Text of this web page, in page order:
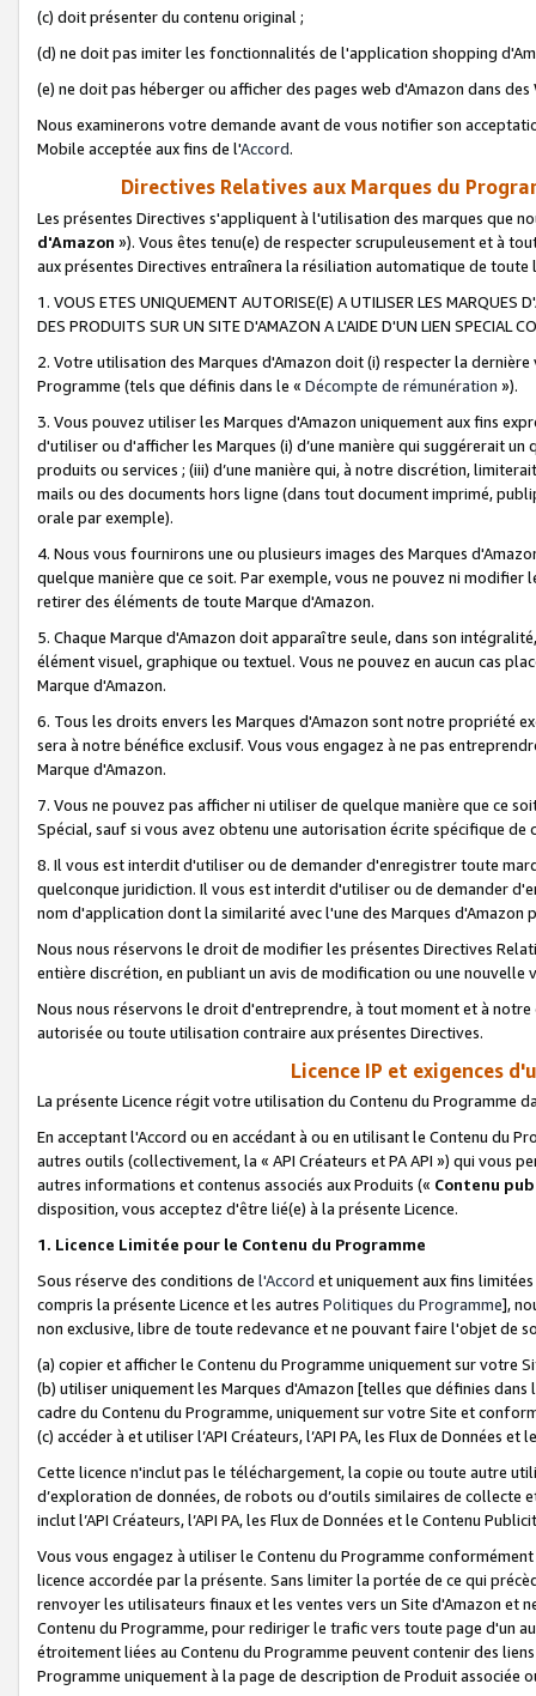
(c) doit présenter du contenu original ;
(d) ne doit pas imiter les fonctionnalités de l'application shopping
(e) ne doit pas héberger ou afficher des pages web d'Amazon dans
Nous examinerons votre demande avant de vous notifier son
Mobile acceptée aux fins de l'Accord.
Directives Relatives aux Marques du
Les présentes Directives s'appliquent à l'utilisation des marques que
d'Amazon »). Vous êtes tenu(e) de respecter scrupuleusement et à
aux présentes Directives entraînera la résiliation automatique de
1. VOUS ETES UNIQUEMENT AUTORISE(E) A UTILISER LES MARQUES
DES PRODUITS SUR UN SITE D'AMAZON A L'AIDE D'UN LIEN SPECIAL
2. Votre utilisation des Marques d'Amazon doit (i) respecter la
Programme (tels que définis dans le « Décompte de rémunération »).
3. Vous pouvez utiliser les Marques d'Amazon uniquement aux fins
d'utiliser ou d'afficher les Marques (i) d’une manière qui suggérerait
produits ou services ; (iii) d’une manière qui, à notre discrétion,
mails ou des documents hors ligne (dans tout document imprimé,
orale par exemple).
4. Nous vous fournirons une ou plusieurs images des Marques
quelque manière que ce soit. Par exemple, vous ne pouvez ni
retirer des éléments de toute Marque d'Amazon.
5. Chaque Marque d'Amazon doit apparaître seule, dans son
élément visuel, graphique ou textuel. Vous ne pouvez en aucun cas
Marque d'Amazon.
6. Tous les droits envers les Marques d'Amazon sont notre propriété
sera à notre bénéfice exclusif. Vous vous engagez à ne pas
Marque d'Amazon.
7. Vous ne pouvez pas afficher ni utiliser de quelque manière que ce
Spécial, sauf si vous avez obtenu une autorisation écrite spécifique de
8. Il vous est interdit d'utiliser ou de demander d'enregistrer toute
quelconque juridiction. Il vous est interdit d'utiliser ou de demander
nom d'application dont la similarité avec l'une des Marques
Nous nous réservons le droit de modifier les présentes Directives
entière discrétion, en publiant un avis de modification ou une nouvelle
Nous nous réservons le droit d'entreprendre, à tout moment et à
autorisée ou toute utilisation contraire aux présentes Directives.
Licence IP et exigences
La présente Licence régit votre utilisation du Contenu du Programme
En acceptant l'Accord ou en accédant à ou en utilisant le Contenu du
autres outils (collectivement, la « API Créateurs et PA API ») qui vous
autres informations et contenus associés aux Produits (« Contenu
disposition, vous acceptez d'être lié(e) à la présente Licence.
1. Licence Limitée pour le Contenu du Programme
Sous réserve des conditions de l'Accord et uniquement aux fins
compris la présente Licence et les autres Politiques du Programme],
non exclusive, libre de toute redevance et ne pouvant faire l'objet de
(a) copier et afficher le Contenu du Programme uniquement sur votre
(b) utiliser uniquement les Marques d'Amazon [telles que définies dans
cadre du Contenu du Programme, uniquement sur votre Site et
(c) accéder à et utiliser l’API Créateurs, l’API PA, les Flux de Données
Cette licence n'inclut pas le téléchargement, la copie ou toute autre
d’exploration de données, de robots ou d’outils similaires de
inclut l’API Créateurs, l’API PA, les Flux de Données et le Contenu
Vous vous engagez à utiliser le Contenu du Programme
licence accordée par la présente. Sans limiter la portée de ce qui
renvoyer les utilisateurs finaux et les ventes vers un Site d'Amazon et
Contenu du Programme, pour rediriger le trafic vers toute page d'un
étroitement liées au Contenu du Programme peuvent contenir des
Programme uniquement à la page de description de Produit associée